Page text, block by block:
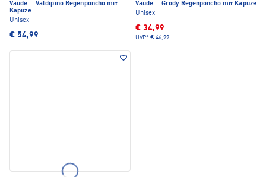
Vaude · Valdipino Regenponcho mit
Kapuze
Unisex
€ 54,99
Vaude · Grody Regenponcho mit Kapuze
Unisex
€ 34,99
UVP* € 46,99